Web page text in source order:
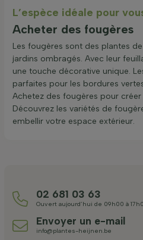
L’espèce idéale pour
Acheter des fougères
Les fougères sont des plantes
jardins ombragés. Avec leur
une touche décorative unique.
parfaites pour les bordures
Achetez des fougères pour
Découvrez les variétés de
embellir votre espace extérieur.
02 681 03 63
Ouvert aujourd’hui de 09h00 à
Envoyer un e-mail
info@plantes-heijnen.be